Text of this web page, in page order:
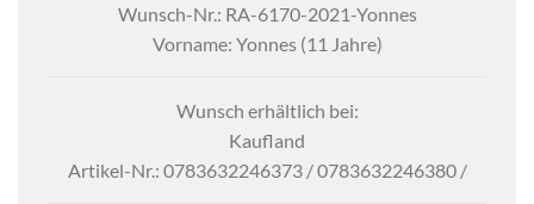
Wunsch-Nr.: RA-6170-2021-Yonnes
Vorname: Yonnes (11 Jahre)
Wunsch erhältlich bei:
Kaufland
Artikel-Nr.: 0783632246373 / 0783632246380 /